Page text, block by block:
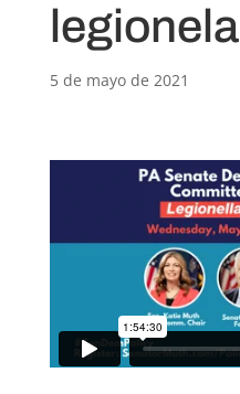
legionela
5 de mayo de 2021